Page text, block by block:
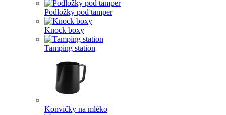
Podložky pod tamper
Knock boxy
Tamping station
Konvičky na mléko